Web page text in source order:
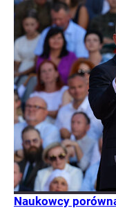
Naukowcy